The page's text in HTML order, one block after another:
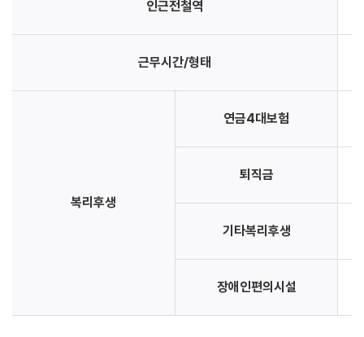
인근전철역
근무시간/형태
복리후생
연금4대보험
퇴직금
기타복리후생
장애인편의시설